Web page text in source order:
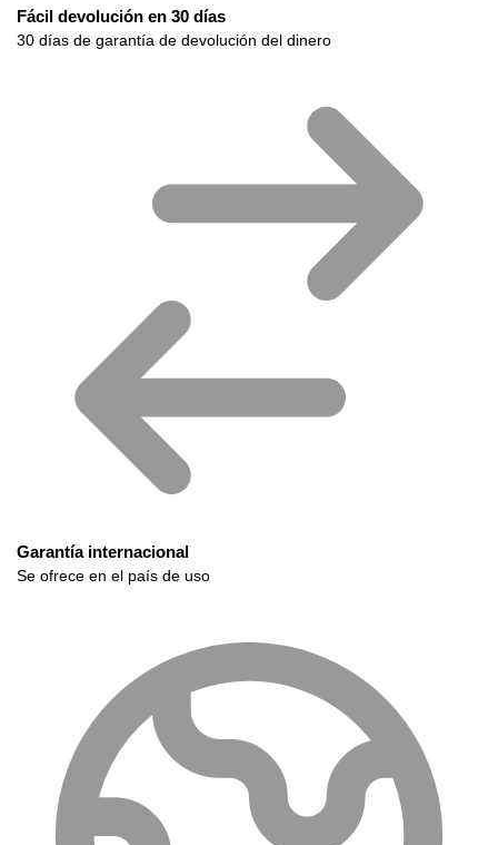
Fácil devolución en 30 días
30 días de garantía de devolución del dinero
Garantía internacional
Se ofrece en el país de uso